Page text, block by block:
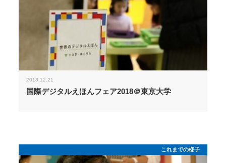
2018.12.21
国際デジタルえほんフェア2018＠東京大学
これまでの様子